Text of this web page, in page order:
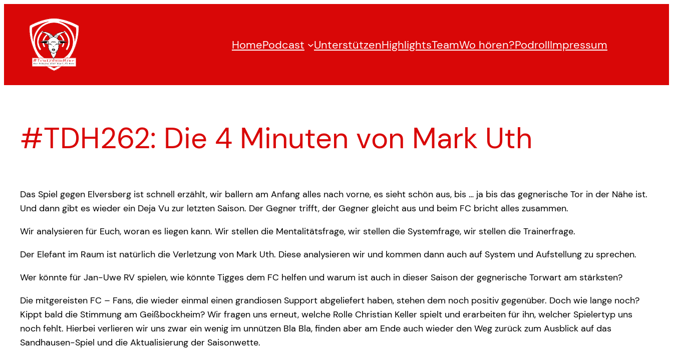
springen
HomePodcast UnterstützenHighlightsTeamWo hören?PodrollImpressum
#TDH262: Die 4 Minuten von Mark Uth
Das Spiel gegen Elversberg ist schnell erzählt, wir ballern am Anfang alles nach vorne, es sieht schön aus, bis … ja bis das gegnerische Tor in der Nähe ist.
Und dann gibt es wieder ein Deja Vu zur letzten Saison. Der Gegner trifft, der Gegner gleicht aus und beim FC bricht alles zusammen.
Wir analysieren für Euch, woran es liegen kann. Wir stellen die Mentalitätsfrage, wir stellen die Systemfrage, wir stellen die Trainerfrage.
Der Elefant im Raum ist natürlich die Verletzung von Mark Uth. Diese analysieren wir und kommen dann auch auf System und Aufstellung zu sprechen.
Wer könnte für Jan-Uwe RV spielen, wie könnte Tigges dem FC helfen und warum ist auch in dieser Saison der gegnerische Torwart am stärksten?
Die mitgereisten FC – Fans, die wieder einmal einen grandiosen Support abgeliefert haben, stehen dem noch positiv gegenüber. Doch wie lange noch?
Kippt bald die Stimmung am Geißbockheim? Wir fragen uns erneut, welche Rolle Christian Keller spielt und erarbeiten für ihn, welcher Spielertyp uns
noch fehlt. Hierbei verlieren wir uns zwar ein wenig im unnützen Bla Bla, finden aber am Ende auch wieder den Weg zurück zum Ausblick auf das
Sandhausen-Spiel und die Aktualisierung der Saisonwette.